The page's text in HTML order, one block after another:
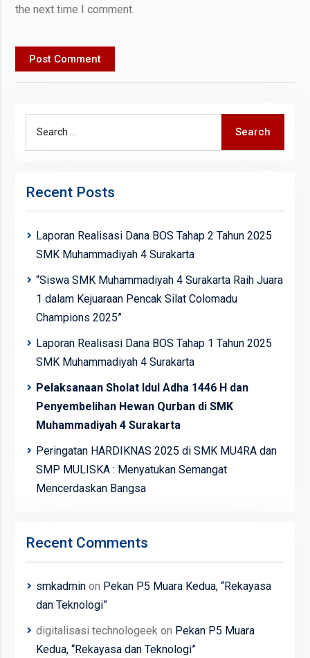
the next time I comment.
Search
Recent Posts
Laporan Realisasi Dana BOS Tahap 2 Tahun 2025
SMK Muhammadiyah 4 Surakarta
“Siswa SMK Muhammadiyah 4 Surakarta Raih Juara
1 dalam Kejuaraan Pencak Silat Colomadu
Champions 2025”
Laporan Realisasi Dana BOS Tahap 1 Tahun 2025
SMK Muhammadiyah 4 Surakarta
Pelaksanaan Sholat Idul Adha 1446 H dan
Penyembelihan Hewan Qurban di SMK
Muhammadiyah 4 Surakarta
Peringatan HARDIKNAS 2025 di SMK MU4RA dan
SMP MULISKA : Menyatukan Semangat
Mencerdaskan Bangsa
Recent Comments
smkadminon Pekan P5 Muara Kedua, “Rekayasa
dan Teknologi”
digitalisasi technologeek on Pekan P5 Muara
Kedua, “Rekayasa dan Teknologi”